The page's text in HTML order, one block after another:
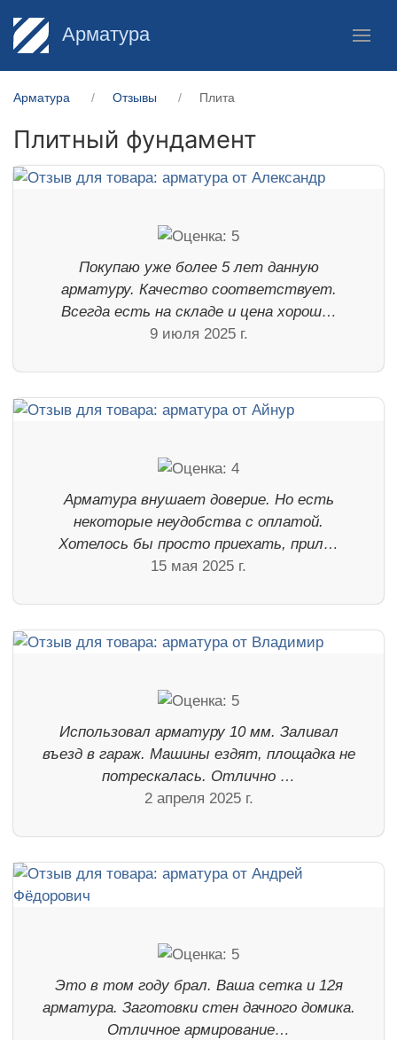
Арматура
Арматура Отзывы Плита
Плитный фундамент
Покупаю уже более 5 лет данную
арматуру. Качество соответствует.
Всегда есть на складе и цена хорош…
9 июля 2025 г.
Арматура внушает доверие. Но есть
некоторые неудобства с оплатой.
Хотелось бы просто приехать, прил…
15 мая 2025 г.
Использовал арматуру 10 мм. Заливал
въезд в гараж. Машины ездят, площадка не
потрескалась. Отлично …
2 апреля 2025 г.
Это в том году брал. Ваша сетка и 12я
арматура. Заготовки стен дачного домика.
Отличное армирование…